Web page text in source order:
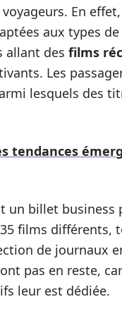
En
aux types
allant des films
Les
lesquels des
tendances
un billet
films différents,
de journaux
pas en reste,
leur est dédiée.